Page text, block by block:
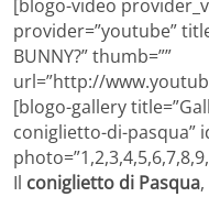
[blogo-video
provider=”youtube”
BUNNY?” thumb=””
url=”http://
[blogo-gallery
coniglietto-di-pasqua”
Il coniglietto di Pasqua